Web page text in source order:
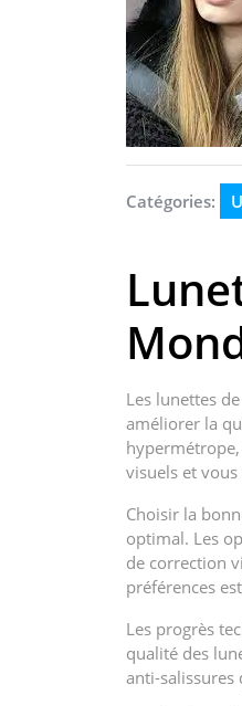
Catégories:
Les lunettes
améliorer la
visuels et
Choisir la
optimal. Les
de correction
préférences
Les progrès
qualité des
anti-salissures